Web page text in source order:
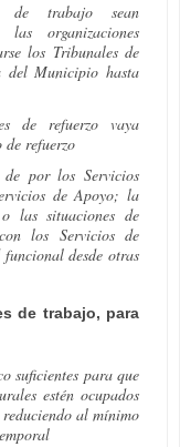
de trabajo sean
las organizaciones
los Tribunales de
del Municipio hasta
de refuerzo vaya
refuerzo
por los Servicios
de Apoyo; la
las situaciones de
los Servicios de
desde otras
de trabajo, para
suficientes para que
estén ocupados
al mínimo